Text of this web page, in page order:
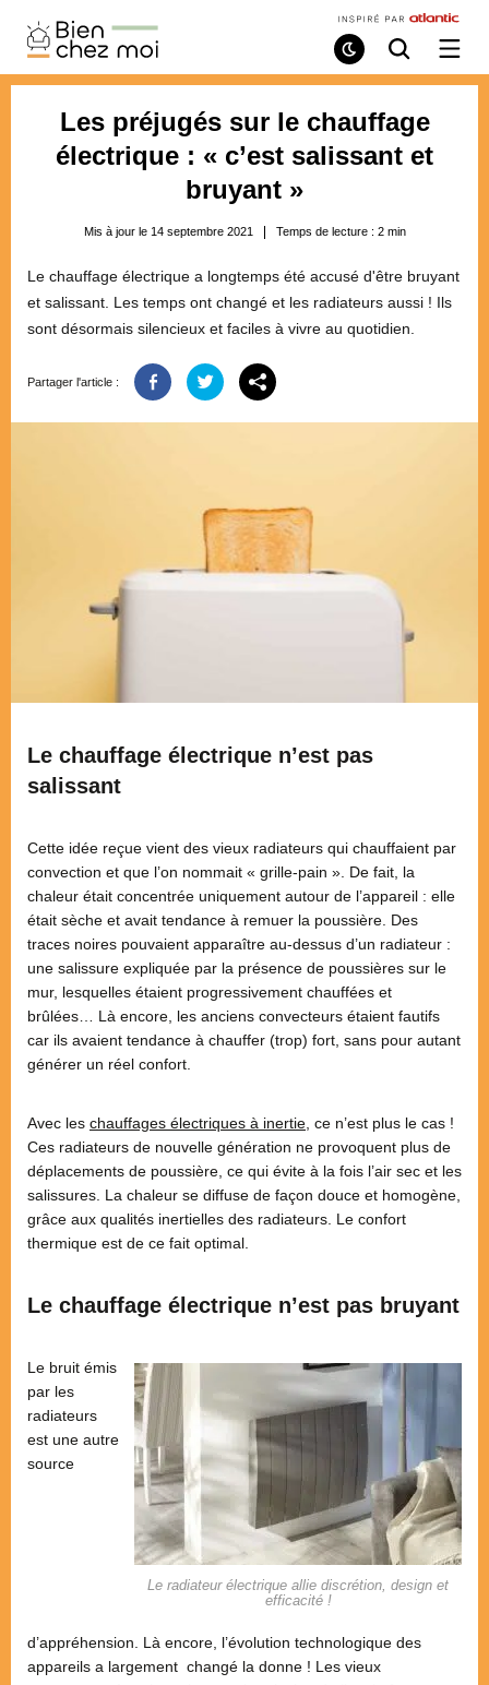
Bien
Chez
Moi
Mode
de
Recherche
/
Les préjugés sur le chauffage
électrique : « c’est salissant et
bruyant »
Mis à jour le 14 septembre 2021 Temps de lecture : 2 min
Le chauffage électrique a longtemps été accusé d'être bruyant
et salissant. Les temps ont changé et les radiateurs aussi ! Ils
sont désormais silencieux et faciles à vivre au quotidien.
Partager l'article :
Le chauffage électrique n’est pas
salissant
Cette idée reçue vient des vieux radiateurs qui chauffaient par
convection et que l’on nommait « grille-pain ». De fait, la
chaleur était concentrée uniquement autour de l’appareil : elle
était sèche et avait tendance à remuer la poussière. Des
traces noires pouvaient apparaître au-dessus d’un radiateur :
une salissure expliquée par la présence de poussières sur le
mur, lesquelles étaient progressivement chauffées et
brûlées… Là encore, les anciens convecteurs étaient fautifs
car ils avaient tendance à chauffer (trop) fort, sans pour autant
générer un réel confort.
Avec les chauffages électriques à inertie , ce n’est plus le cas !
Ces radiateurs de nouvelle génération ne provoquent plus de
déplacements de poussière, ce qui évite à la fois l’air sec et les
salissures. La chaleur se diffuse de façon douce et homogène,
grâce aux qualités inertielles des radiateurs. Le confort
thermique est de ce fait optimal.
Le chauffage électrique n’est pas bruyant
Le radiateur électrique allie discrétion, design et
efficacité !
Le bruit émis
par les
radiateurs
est une autre
source
d’appréhension. Là encore, l’évolution technologique des
appareils a largement changé la donne ! Les vieux